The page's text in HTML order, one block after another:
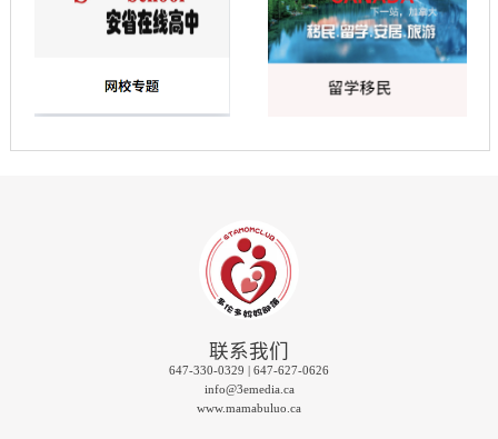
联系我们
647-330-0329 | 647-627-0626
info@3emedia.ca
www.mamabuluo.ca